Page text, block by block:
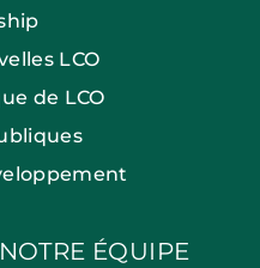
LCO
de LCO
ÉQUIPE